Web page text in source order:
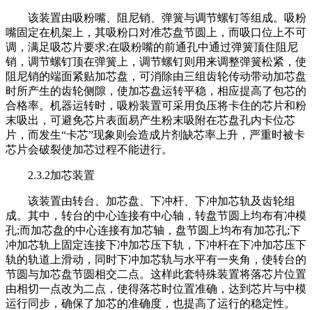
该装置由吸粉嘴、阻尼销、弹簧与调节螺钉等组成。吸粉
嘴固定在机架上，其吸粉口对准芯盘节圆上，而吸口位上不可
调，满足吸芯片要求;在吸粉嘴的前通孔中通过弹簧顶住阻尼
销，调节螺钉顶在弹簧上，调节螺钉则用来调整弹簧松紧，使
阻尼销的端面紧贴加芯盘，可消除由三组齿轮传动带动加芯盘
时所产生的齿轮侧隙，使加芯盘运转平稳，相应提高了包芯的
合格率。机器运转时，吸粉装置可采用负压将卡住的芯片和粉
末吸出，可避免芯片表面易产生粉末吸附在芯盘孔内卡位芯
片，而发生“卡芯”现象则会造成片剂缺芯率上升，严重时被卡
芯片会破裂使加芯过程不能进行。
2.3.2加芯装置
该装置由转台、加芯盘、下冲杆、下冲加芯轨及齿轮组
成。其中，转台的中心连接有中心轴，转盘节圆上均布有冲模
孔;而加芯盘的中心连接有加芯轴，盘节圆上均布有加芯孔;下
冲加芯轨上固定连接下冲加芯压下轨，下冲杆在下冲加芯压下
轨的轨道上滑动，同时下冲加芯轨与水平有一夹角，使转台的
节圆与加芯盘节圆相交二点。这样此套特殊装置将落芯片位置
由相切一点改为二点，使得落芯时位置准确，达到芯片与中模
运行同步，确保了加芯的准确度，也提高了运行的稳定性。